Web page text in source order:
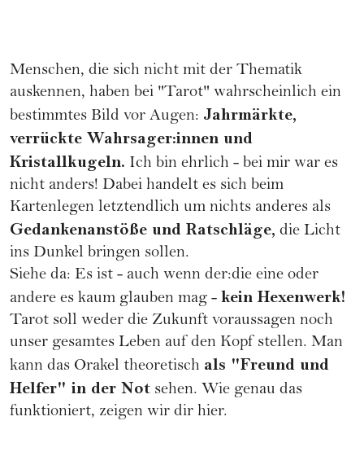
Menschen, die sich nicht mit der Thematik
auskennen, haben bei "Tarot" wahrscheinlich ein
bestimmtes Bild vor Augen: Jahrmärkte,
verrückte Wahrsager:innen und
Kristallkugeln. Ich bin ehrlich - bei mir war es
nicht anders! Dabei handelt es sich beim
Kartenlegen letztendlich um nichts anderes als
Gedankenanstöße und Ratschläge, die Licht
ins Dunkel bringen sollen.
Siehe da: Es ist - auch wenn der:die eine oder
andere es kaum glauben mag - kein Hexenwerk!
Tarot soll weder die Zukunft voraussagen noch
unser gesamtes Leben auf den Kopf stellen. Man
kann das Orakel theoretisch als "Freund und
Helfer" in der Not sehen. Wie genau das
funktioniert, zeigen wir dir hier.